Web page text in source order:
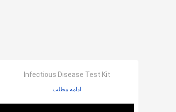
Infectious Disease Test Kit
ادامه مطلب